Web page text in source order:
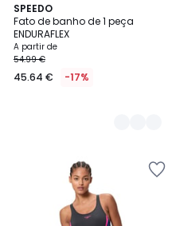
SPEEDO
Fato de banho de 1 peça
ENDURAFLEX
A partir de
54.99 €
45.64 € -17%
2
Cores